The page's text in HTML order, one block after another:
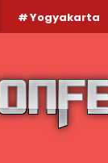
Yogyakarta